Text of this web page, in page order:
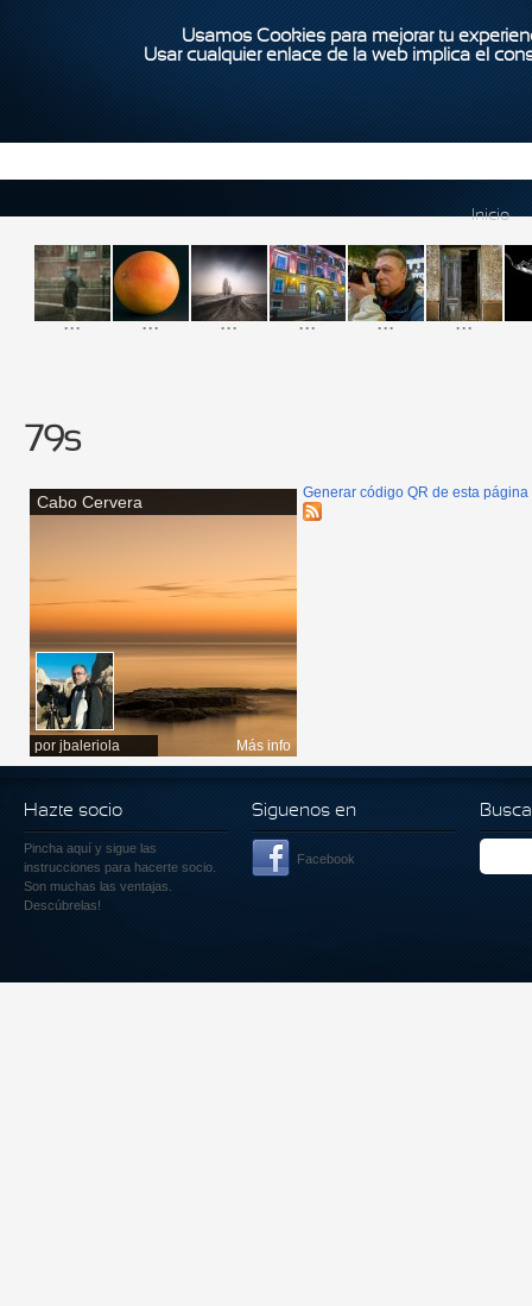
Usamos Cookies para mejorar tu
Usar cualquier enlace de la web implica el
Inicio
... ... ... ... ... ...
79s
Cabo Cervera
por jbaleriola Más info
Generar código QR de esta página
Hazte socio
Pincha aquí y sigue las
instrucciones para hacerte socio.
Son muchas las ventajas.
Descúbrelas!
Siguenos en
Facebook